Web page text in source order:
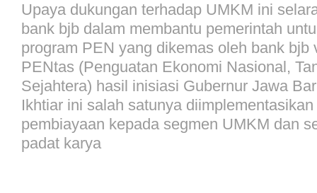
Upaya dukungan terhadap UMKM ini
bank bjb dalam membantu pemerintah
program PEN yang dikemas oleh bank bjb
PENtas (Penguatan Ekonomi Nasional,
Sejahtera) hasil inisiasi Gubernur Jawa
Ikhtiar ini salah satunya
pembiayaan kepada segmen UMKM dan
padat karya